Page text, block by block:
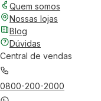
Quem somos
Nossas lojas
Blog
Dúvidas
Central de vendas
0800-200-2000